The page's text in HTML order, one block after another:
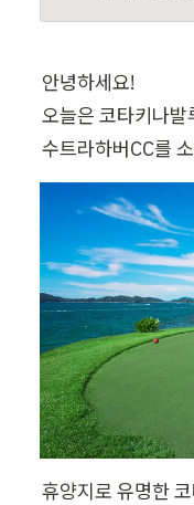
안녕하세요!
오늘은 코타키나발
수트라하버CC를
휴양지로 유명한